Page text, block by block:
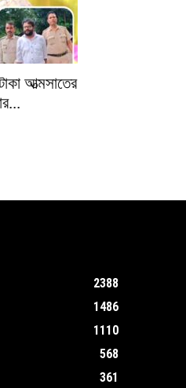
আত্মসাতের
2388
1486
1110
568
361